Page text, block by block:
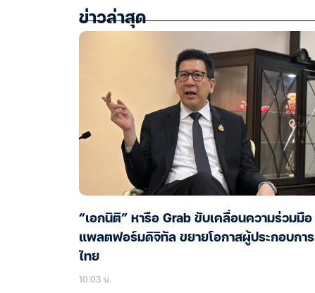
ข่าวล่าสุด
“เอกนิติ” หารือ Grab ขับเคลื่อนความร่วมมือ
แพลตฟอร์มดิจิทัล ขยายโอกาสผู้ประกอบการ
ไทย
10:03 น.